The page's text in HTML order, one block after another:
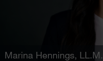
Marina Hennings, LL.M.